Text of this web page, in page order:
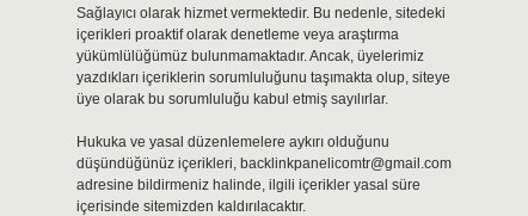
Sağlayıcı olarak hizmet vermektedir. Bu nedenle, sitedeki
içerikleri proaktif olarak denetleme veya araştırma
yükümlülüğümüz bulunmamaktadır. Ancak, üyelerimiz
yazdıkları içeriklerin sorumluluğunu taşımakta olup, siteye
üye olarak bu sorumluluğu kabul etmiş sayılırlar.
Hukuka ve yasal düzenlemelere aykırı olduğunu
düşündüğünüz içerikleri, backlinkpanelicomtr@gmail.com
adresine bildirmeniz halinde, ilgili içerikler yasal süre
içerisinde sitemizden kaldırılacaktır.